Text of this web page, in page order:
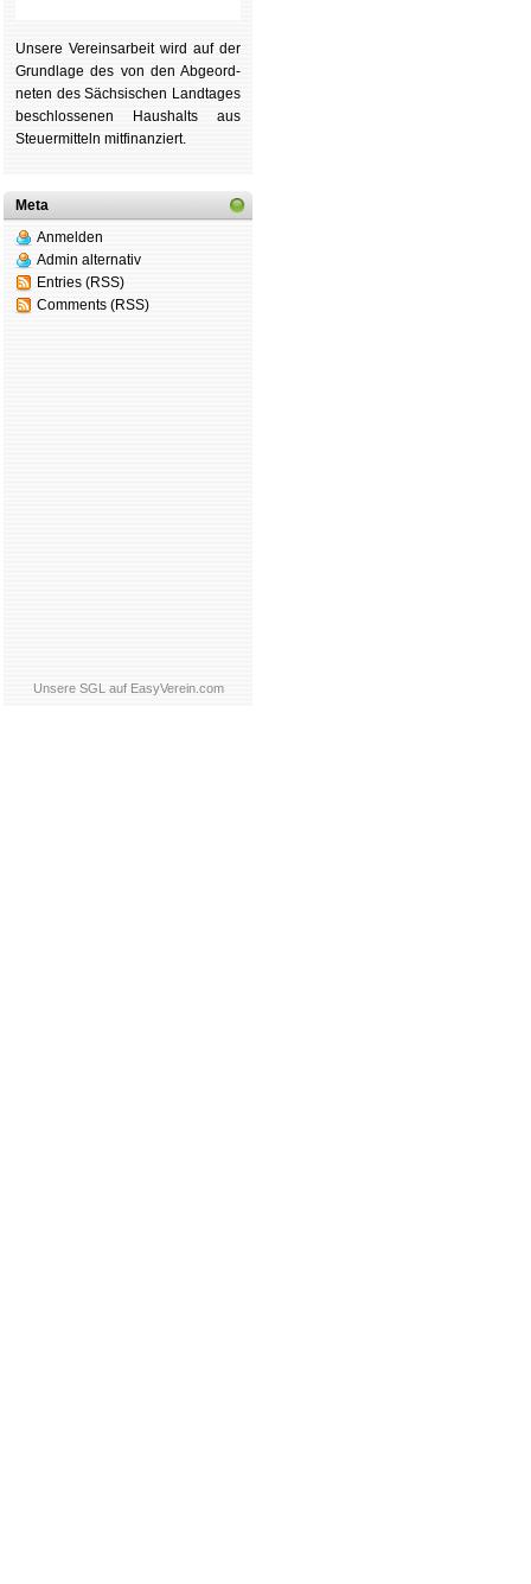
Unsere Ver­eins­ar­beit wird auf der
Grund­lage des von den Ab­ge­ord­
ne­ten des Säch­si­schen Land­tages
be­schlos­se­nen Haus­halts aus
Steu­er­mitteln mit­fi­nan­ziert.
Meta
Anmelden
Admin alternativ
Entries (RSS)
Comments (RSS)
Unsere SGL auf EasyVerein.com